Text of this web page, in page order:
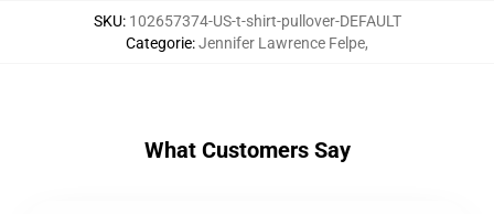
SKU: 102657374-US-t-shirt-pullover-DEFAULT
Categorie:Jennifer Lawrence Felpe,
What Customers Say